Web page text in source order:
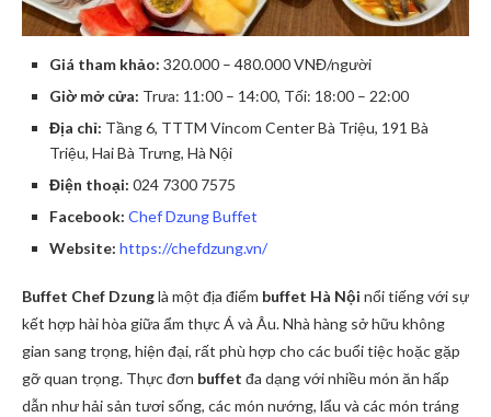
Giá tham khảo: 320.000 – 480.000 VNĐ/người
Giờ mở cửa: Trưa: 11:00 – 14:00, Tối: 18:00 – 22:00
Địa chỉ: Tầng 6, TTTM Vincom Center Bà Triệu, 191 Bà
Triệu, Hai Bà Trưng, Hà Nội
Điện thoại: 024 7300 7575
Facebook: Chef Dzung Buffet
Website: https://chefdzung.vn/
Buffet Chef Dzunglà một địa điểm buffet Hà Nội nổi tiếng với sự
kết hợp hài hòa giữa ẩm thực Á và Âu. Nhà hàng sở hữu không
gian sang trọng, hiện đại, rất phù hợp cho các buổi tiệc hoặc gặp
gỡ quan trọng. Thực đơn buffet đa dạng với nhiều món ăn hấp
dẫn như hải sản tươi sống, các món nướng, lẩu và các món tráng